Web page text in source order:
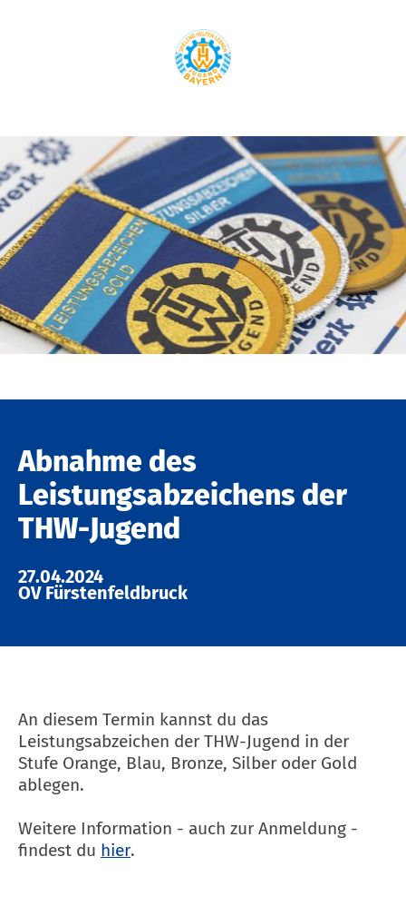
Abnahme des
Leistungsabzeichens der
THW-Jugend
27.04.2024
OV Fürstenfeldbruck
An diesem Termin kannst du das
Leistungsabzeichen der THW-Jugend in der
Stufe Orange, Blau, Bronze, Silber oder Gold
ablegen.
Weitere Information - auch zur Anmeldung -
findest du hier.